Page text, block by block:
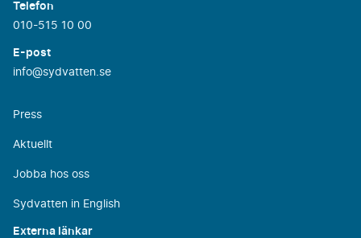
Telefon
010-515 10 00
E-post
info@sydvatten.se
Press
Aktuellt
Jobba hos oss
Sydvatten in English
Externa länkar